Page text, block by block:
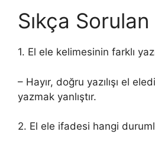
Sıkça
1. El ele kelimesinin farklı
– Hayır, doğru yazılışı el
yazmak yanlıştır.
2. El ele ifadesi hangi